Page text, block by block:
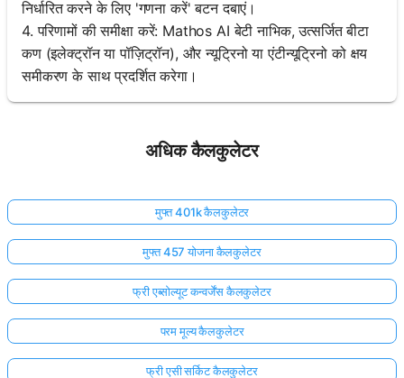
निर्धारित करने के लिए 'गणना करें' बटन दबाएं।
4. परिणामों की समीक्षा करें: Mathos AI बेटी नाभिक, उत्सर्जित बीटा
कण (इलेक्ट्रॉन या पॉज़िट्रॉन), और न्यूट्रिनो या एंटीन्यूट्रिनो को क्षय
समीकरण के साथ प्रदर्शित करेगा।
अधिक कैलकुलेटर
मुफ्त 401k कैलकुलेटर
मुफ्त 457 योजना कैलकुलेटर
फ्री एब्सोल्यूट कन्वर्जेंस कैलकुलेटर
परम मूल्य कैलकुलेटर
फ्री एसी सर्किट कैलकुलेटर